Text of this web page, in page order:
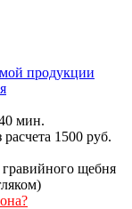
продукции
мин.
1500 руб.
щебня